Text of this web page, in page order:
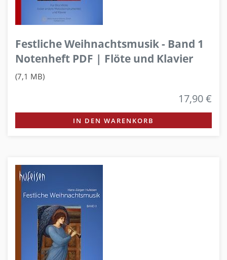
Festliche Weihnachtsmusik - Band 1
Notenheft PDF | Flöte und Klavier
(7,1 MB)
17,90 €
IN DEN WARENKORB